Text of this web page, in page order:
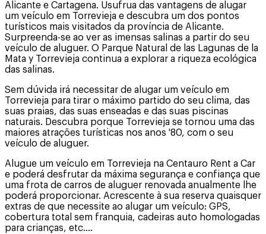
Alicante e Cartagena. Usufrua das vantagens de alugar
um veículo em Torrevieja e descubra um dos pontos
turísticos mais visitados da província de Alicante.
Surpreenda-se ao ver as imensas salinas a partir do seu
veículo de aluguer. O Parque Natural de las Lagunas de la
Mata y Torrevieja continua a explorar a riqueza ecológica
das salinas.
Sem dúvida irá necessitar de alugar um veículo em
Torrevieja para tirar o máximo partido do seu clima, das
suas praias, das suas enseadas e das suas piscinas
naturais. Descubra porque Torrevieja se tornou uma das
maiores atrações turísticas nos anos '80, com o seu
veículo de aluguer.
Alugue um veículo em Torrevieja na Centauro Rent a Car
e poderá desfrutar da máxima segurança e confiança que
uma frota de carros de aluguer renovada anualmente lhe
poderá proporcionar. Acrescente à sua reserva quaisquer
extras de que necessite ao alugar um veículo: GPS,
cobertura total sem franquia, cadeiras auto homologadas
para crianças, etc.…